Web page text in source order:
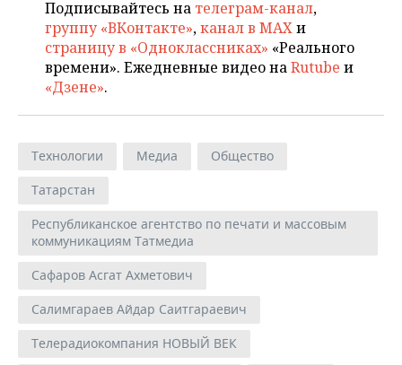
Подписывайтесь на телеграм-канал,
группу «ВКонтакте»,канал в MAXи
страницу в «Одноклассниках» «Реального
времени». Ежедневные видео наRutube и
«Дзене».
Технологии Медиа
Общество
Татарстан
Республиканское агентство по печати и массовым
коммуникациям Татмедиа
Сафаров Асгат Ахметович
Салимгараев Айдар Саитгараевич
Телерадиокомпания НОВЫЙ ВЕК